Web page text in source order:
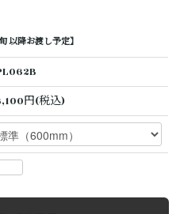
降お渡し予定】
円(税込)